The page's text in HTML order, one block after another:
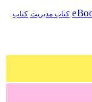
کتاب مدیریت کتاب